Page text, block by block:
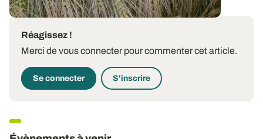
Réagissez !
Merci de vous connecter pour commenter cet article.
Se connecter S'inscrire